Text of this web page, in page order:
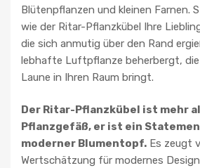
Blütenpflanzen und kleinen Farnen.
wie der Ritar-Pflanzkübel Ihre
die sich anmutig über den Rand
lebhafte Luftpflanze beherbergt, die
Laune in Ihren Raum bringt.
Der Ritar-Pflanzkübel ist mehr
Pflanzgefäß, er ist ein
moderner Blumentopf. Es zeugt
Wertschätzung für modernes